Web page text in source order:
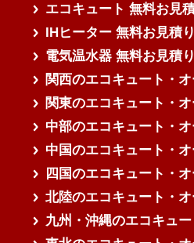
エコキュート 無料お見
IHヒーター 無料お見積り
電気温水器 無料お見積り
関西のエコキュート・
関東のエコキュート・
中部のエコキュート・
中国のエコキュート・
四国のエコキュート・
北陸のエコキュート・
九州・沖縄のエコキュ